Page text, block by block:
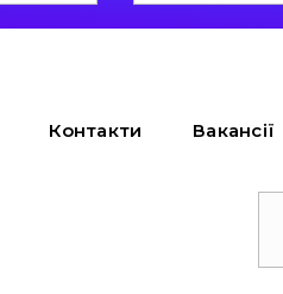
Контакти Вакансії